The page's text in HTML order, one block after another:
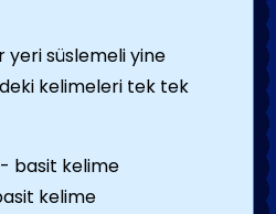
yeri süslemeli yine
kelimeleri tek tek
basit kelime
kelime